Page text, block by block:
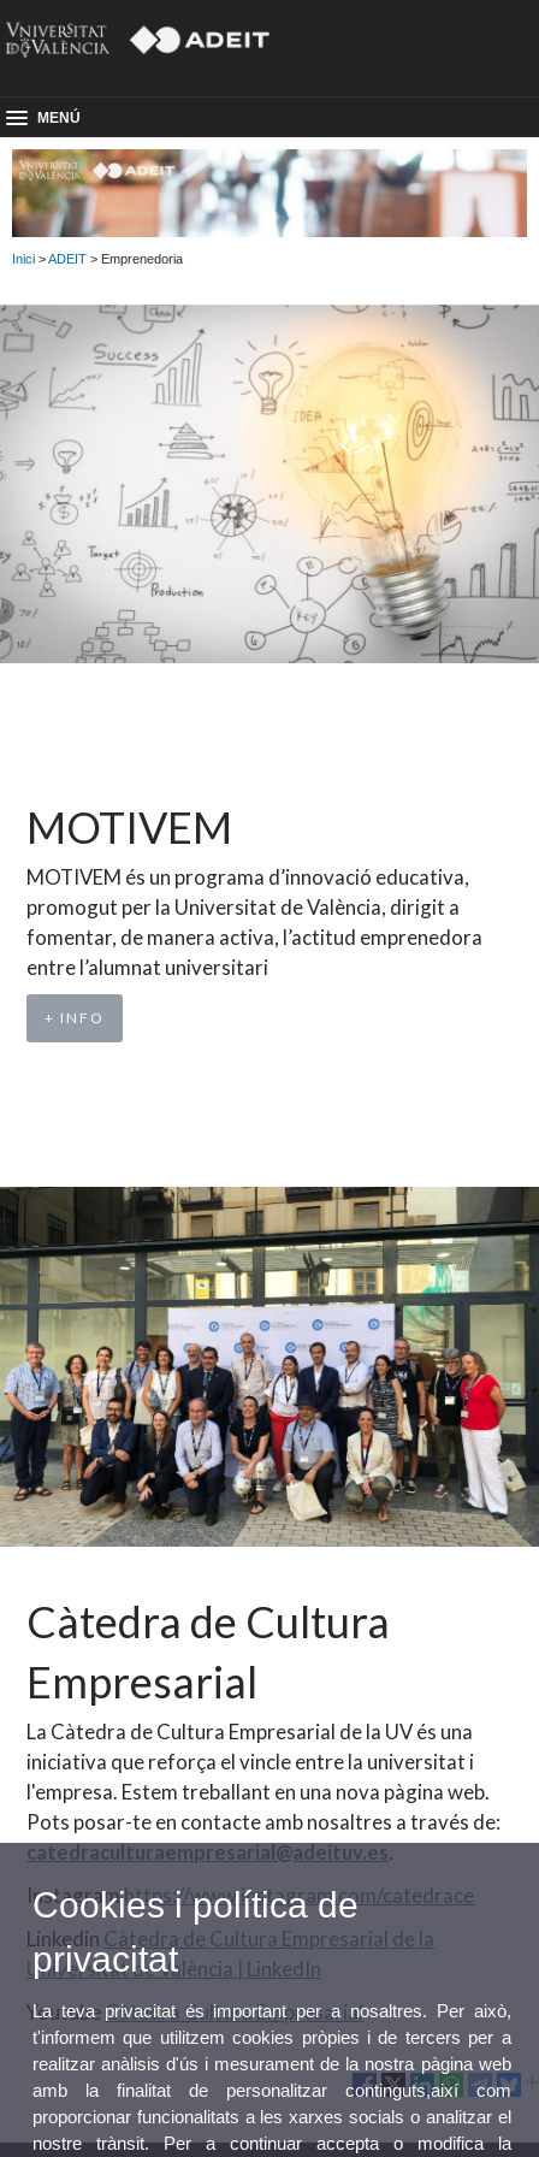
MENÚ
Inici >ADEIT > Emprenedoria
MOTIVEM
MOTIVEM és un programa d’innovació educativa,
promogut per la Universitat de València, dirigit a
fomentar, de manera activa, l’actitud emprenedora
entre l’alumnat universitari
+ INFO
Càtedra de Cultura
Empresarial
La Càtedra de Cultura Empresarial de la UV és una
iniciativa que reforça el vincle entre la universitat i
l'empresa. Estem treballant en una nova pàgina web.
Pots posar-te en contacte amb nosaltres a través de:
catedraculturaempresarial@adeituv.es.
Instagramhttps://www.instagram.com/catedrace
Linkedin Càtedra de Cultura Empresarial de la
Universitat de València | LinkedIn
Youtube Càtedra Cultura Empresarial
Cookies i política de
privacitat
La teva privacitat és important per a nosaltres. Per això,
t'informem que utilitzem cookies pròpies i de tercers per a
realitzar anàlisis d'ús i mesurament de la nostra pàgina web
amb la finalitat de personalitzar continguts,així com
proporcionar funcionalitats a les xarxes socials o analitzar el
nostre trànsit. Per a continuar accepta o modifica la